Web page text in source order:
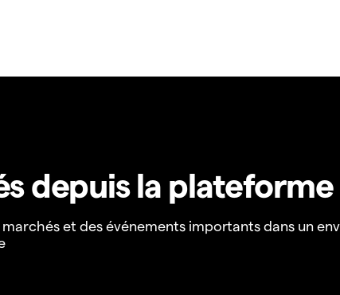
depuis la plateforme
et des événements importants dans un